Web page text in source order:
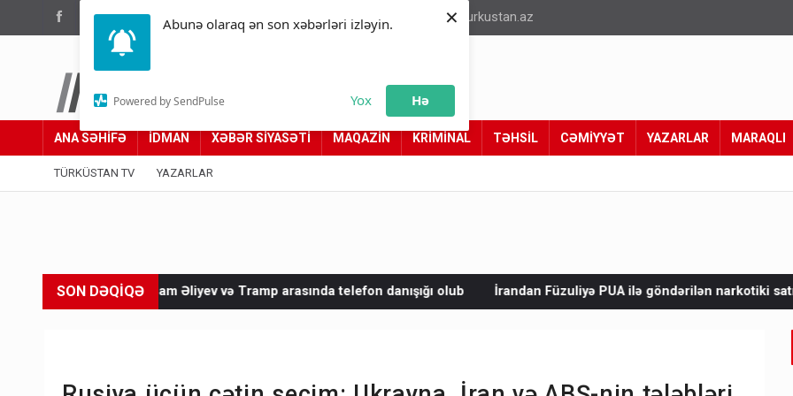
Abunə olaraq ən son xəbərləri izləyin.
Powered by SendPulse Yox Hə
×
(012) 449 94 05 info@turkustan.az
Türküstan.az
Adımız yolumuzdur
ANA SƏHİFƏ İDMAN XƏBƏR SİYASƏTİ MAQAZİN KRİMİNAL TƏHSİL CƏMİYYƏT YAZARLAR MARAQLI
TÜRKÜSTAN TV YAZARLAR
SON DƏQİQƏ
Əliyev və Tramp arasında telefon danışığı olub İrandan Füzuliyə PUA ilə göndərilən narkotiki satmaq istəyirdilər -